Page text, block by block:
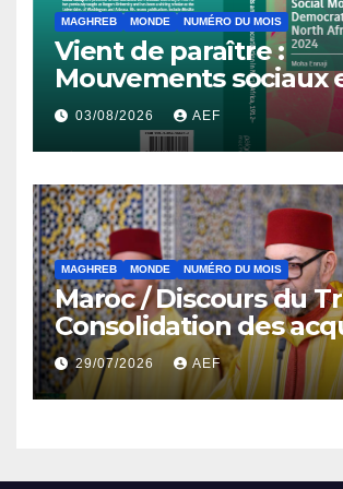
MAGHREB MONDE NUMÉRO DU MOIS
Vient de paraître :
Mouvements sociaux
démocratisation en
du Nord, 1912-2024
03/08/2026 AEF
MAGHREB MONDE NUMÉRO DU MOIS
Maroc / Discours du
Consolidation des
résilience
affirmation d’une
souveraineté
29/07/2026 AEF